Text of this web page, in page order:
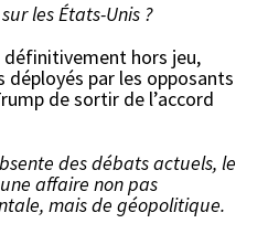
les États-Unis ?
hors jeu,
par les opposants
de sortir de l’accord
des débats actuels, le
affaire non pas
mais de géopolitique.